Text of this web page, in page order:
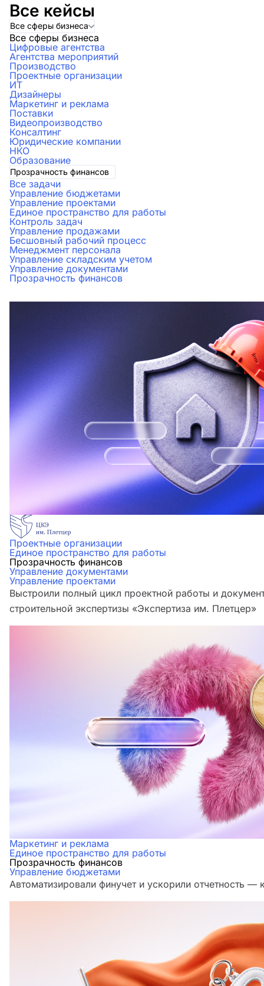
Все кейсы
Все сферы бизнеса
Все сферы бизнеса
Цифровые агентства
Агентства мероприятий
Производство
Проектные организации
ИТ
Дизайнеры
Маркетинг и реклама
Поставки
Видеопроизводство
Консалтинг
Юридические компании
НКО
Образование
Прозрачность финансов
Все задачи
Управление бюджетами
Управление проектами
Единое пространство для работы
Контроль задач
Управление продажами
Бесшовный рабочий процесс
Менеджмент персонала
Управление складским учетом
Управление документами
Прозрачность финансов
Проектные организации
Единое пространство для работы
Прозрачность финансов
Управление документами
Управление проектами
Выстроили полный цикл проектной работы и
строительной экспертизы «Экспертиза им. Плетцер»
Маркетинг и реклама
Единое пространство для работы
Прозрачность финансов
Управление бюджетами
Автоматизировали финучет и ускорили отчетность —